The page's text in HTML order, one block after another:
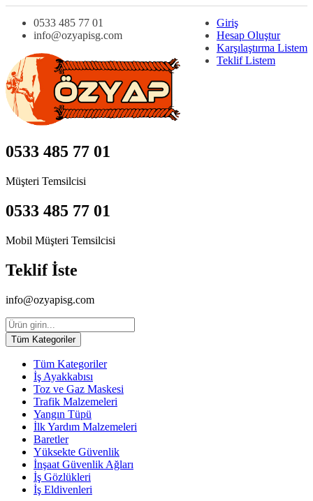
0533 485 77 01
info@ozyapisg.com
Giriş
Hesap Oluştur
Karşılaştırma Listem
Teklif Listem
0533 485 77 01
Müşteri Temsilcisi
0533 485 77 01
Mobil Müşteri Temsilcisi
Teklif İste
info@ozyapisg.com
Tüm Kategoriler
Tüm Kategoriler
İş Ayakkabısı
Toz ve Gaz Maskesi
Trafik Malzemeleri
Yangın Tüpü
İlk Yardım Malzemeleri
Baretler
Yüksekte Güvenlik
İnşaat Güvenlik Ağları
İş Gözlükleri
İş Eldivenleri